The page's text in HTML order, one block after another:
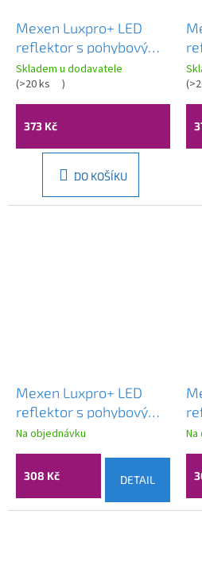
Mexen Luxpro+ LED
reflektor s pohybovým
senzorem, 50W,
neutrální - 4000K, 5500
lm, černá - L236-050-
40-70
Skladem u dodavatele
(>20 ks )
373 Kč
DO KOŠÍKU
20
(
Mexen Luxpro+ LED
reflektor s pohybovým
senzorem, 30W,
studená - 6500K, 3300
lm, černá - L236-030-
Na objednávku
308 Kč DETAIL